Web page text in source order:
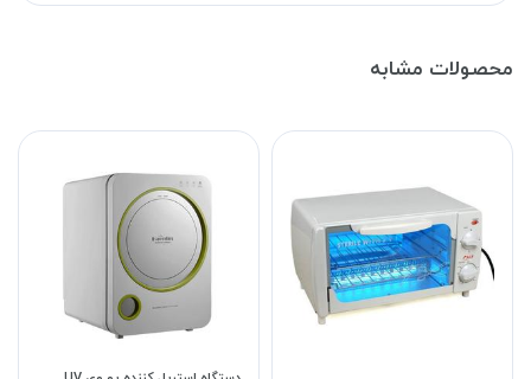
محصولات مشابه